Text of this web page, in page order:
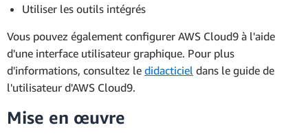
Utiliser les outils intégrés
Vous pouvez également configurer AWS Cloud9 à l'aide
d'une interface utilisateur graphique. Pour plus
d'informations, consultez le didacticiel dans le guide de
l'utilisateur d'AWS Cloud9.
Mise en œuvre